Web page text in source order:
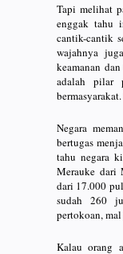
Tapi melihat
enggak tahu
cantik-cantik
wajahnya
keamanan
adalah pilar
Negara
bertugas
tahu negara
Merauke dari
dari 17.000
sudah 260
pertokoan,
Kalau orang